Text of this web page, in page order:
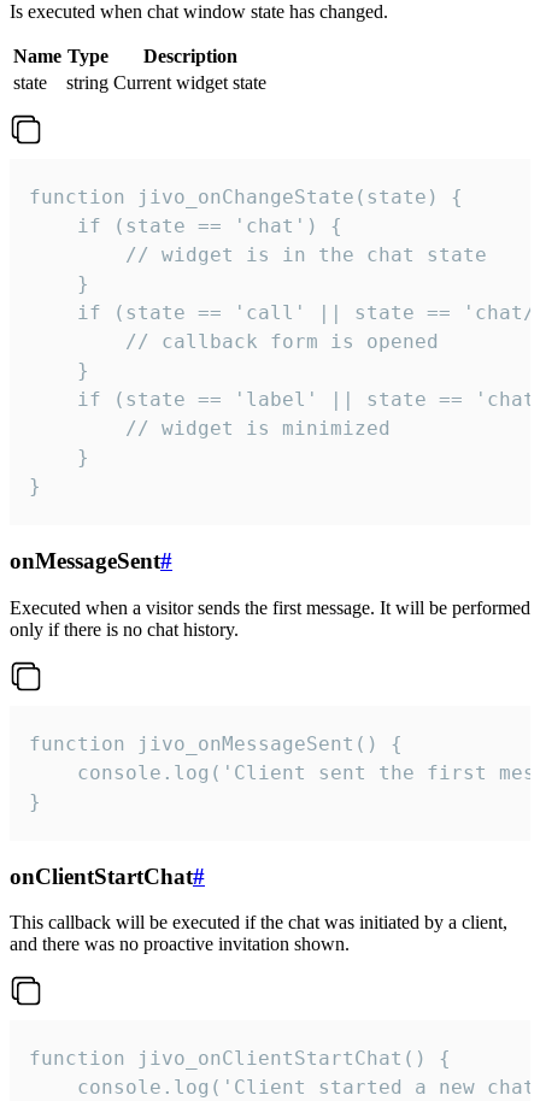
Is executed when chat window state has changed.
Name Type
Description
state
string Current widget state
function jivo_onChangeState(state) {
    if (state == 'chat') {
        // widget is in the chat state
    }
if (state == 'call' || state ==
        // callback form is opened
    }
if (state == 'label' || state ==
        // widget is minimized
    }
}
onMessageSent#
Executed when a visitor sends the first message. It will be performed
only if there is no chat history.
function jivo_onMessageSent() {
console.log('Client sent the first
}
onClientStartChat#
This callback will be executed if the chat was initiated by a client,
and there was no proactive invitation shown.
function jivo_onClientStartChat() {
console.log('Client started a new